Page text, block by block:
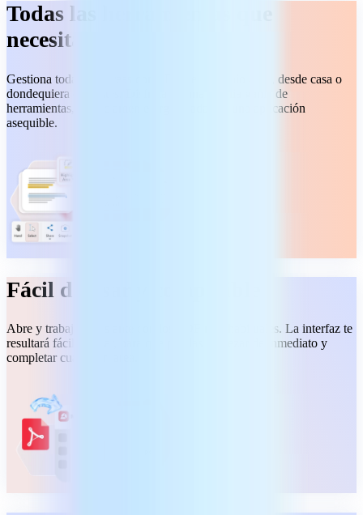
Todas las herramientas que
necesitas
Gestiona todas tus tareas con PDF de principio a fin, desde casa o
dondequiera que estés. Disfruta de una amplia gama de
herramientas, perfectamente organizadas en una aplicación
asequible.
Fácil de usar y compatible
Abre y trabaja al instante con los PDF más habituales. La interfaz te
resultará fácil de usar, para que puedas empezar de inmediato y
completar cualquier tarea.